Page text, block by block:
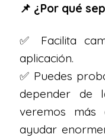
📌 ¿Por qué
✅ Facilita
aplicación.
✅ Puedes
depender de
veremos
ayudar